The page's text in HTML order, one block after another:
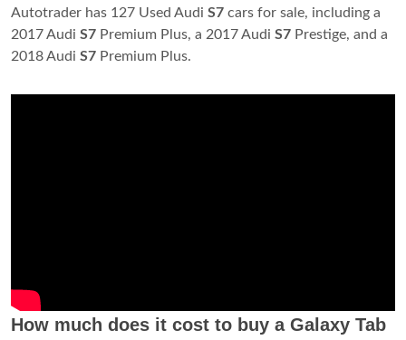
Autotrader has 127 Used Audi S7 cars for sale, including a
2017 Audi S7 Premium Plus, a 2017 Audi S7 Prestige, and a
2018 Audi S7 Premium Plus.
How much does it cost to buy a Galaxy Tab